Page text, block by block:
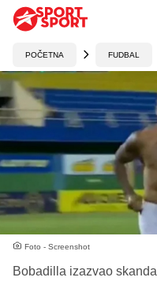
POČETNA FUDBAL
Foto - Screenshot
Bobadilla izazvao skandal